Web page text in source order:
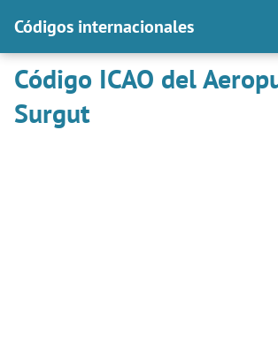
Códigos internacionales
Código ICAO del
Surgut